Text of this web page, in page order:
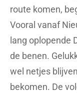
route komen,
Vooral vanaf
lang oplopende
de benen.
wel netjes
bekomen. De